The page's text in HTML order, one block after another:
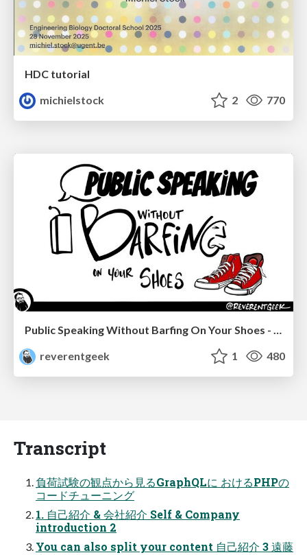
HDC tutorial
michielstock
2 770
reverentgeek
1 480
Transcript
負荷試験の観点から見るGraphQLに おけるPHPの
コードチューニング
1. 自己紹介 & 会社紹介 Self & Company
introduction 2
You can also split your content 自己紹介 3 遠藤